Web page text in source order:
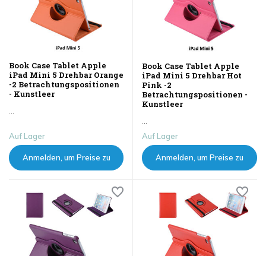
Book Case Tablet Apple
iPad Mini 5 Drehbar Orange
-2 Betrachtungspositionen
- Kunstleer
...
Auf Lager
Anmelden, um Preise zu
Book Case Tablet Apple
iPad Mini 5 Drehbar Hot
Pink -2
Betrachtungspositionen -
Kunstleer
...
Auf Lager
Anmelden, um Preise zu